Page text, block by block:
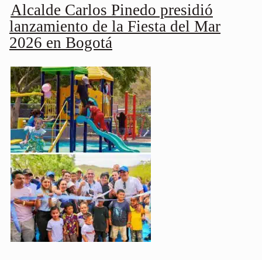
Alcalde Carlos Pinedo presidió
lanzamiento de la Fiesta del Mar
2026 en Bogotá